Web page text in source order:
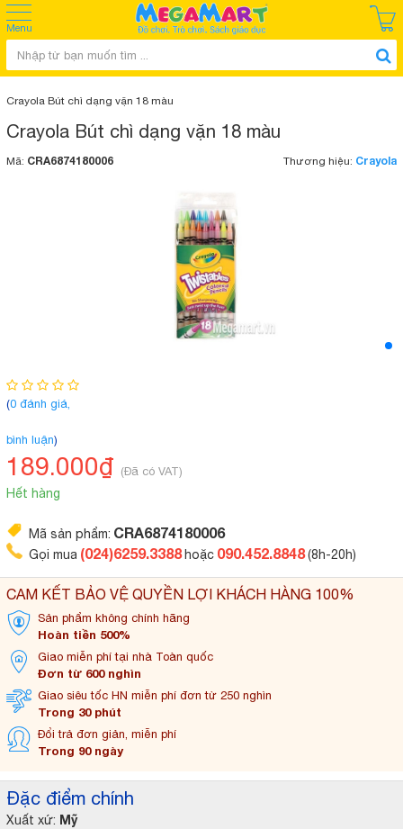
Menu
Crayola Bút chì dạng vặn 18 màu
Crayola Bút chì dạng vặn 18 màu
Mã: CRA6874180006 Thương hiệu: Crayola
Đặc điểm chính
Xuất xứ: Mỹ
(0 đánh giá,
bình luận)
189.000₫ (Đã có VAT)
Hết hàng
CAM KẾT BẢO VỆ QUYỀN LỢI KHÁCH HÀNG 100%
Sản phẩm không chính hãng
Hoàn tiền 500%
Giao miễn phí tại nhà Toàn quốc
Đơn từ 600 nghìn
Giao siêu tốc HN miễn phí đơn từ 250 nghìn
Trong 30 phút
Đổi trả đơn giản, miễn phí
Trong 90 ngày
Mã sản phẩm: CRA6874180006
Gọi mua (024)6259.3388 hoặc 090.452.8848(8h-20h)